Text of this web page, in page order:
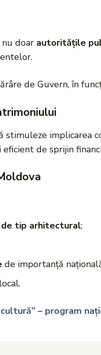
doar autoritățile
de Guvern, în
stimuleze implicarea
de sprijin
tip arhitectural;
de importanță
– program